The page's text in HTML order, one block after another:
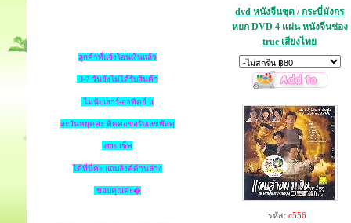
ลูกค้าที่แจ้งโอนเงินแล้ว
3-7 วันยังไม่ได้รับสินค้า
ไม่นับเสาร์-อาทิตย์ แ
ละวันหยุดค่ะ ติดต่อขอรับเลขพัสดุ
ems เช็ค
ได้ที่นี่ค่ะ แถบลิงค์ด้านล่าง
ขอบคุณค่ะ�
dvd หนังจีนชุด / กระบี่มังกร
หยก DVD 4 แผ่น หนังจีนช่อง
true เสียงไทย
รหัส: c556